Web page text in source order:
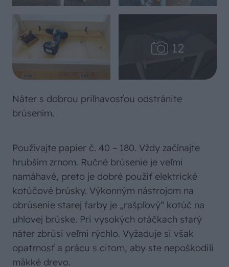
Náter s dobrou priľnavosťou odstránite
brúsením.
Používajte papier č. 40 – 180. Vždy začínajte
hrubším zrnom. Ručné brúsenie je veľmi
namáhavé, preto je dobré použiť elektrické
kotúčové brúsky. Výkonným nástrojom na
obrúsenie starej farby je „rašpľový“ kotúč na
uhlovej brúske. Pri vysokých otáčkach starý
náter zbrúsi veľmi rýchlo. Vyžaduje si však
opatrnosť a prácu s citom, aby ste nepoškodili
mäkké drevo.